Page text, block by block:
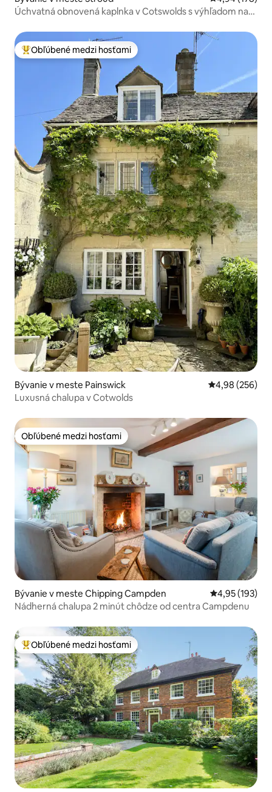
Úchvatná obnovená kaplnka v Cotswolds s výhľadom na
Najobľúbenejšie medzi hosťami
Obľúbené medzi hosťami
Bývanie v meste Painswick Priemerné
4,98 (256)
Luxusná chalupa v Cotwolds
Obľúbené medzi hosťami
Obľúbené medzi hosťami
Bývanie v meste Chipping Campden Priemerné
4,95 (193)
Nádherná chalupa 2 minút chôdze od centra Campdenu
Najobľúbenejšie medzi hosťami
Obľúbené medzi hosťami